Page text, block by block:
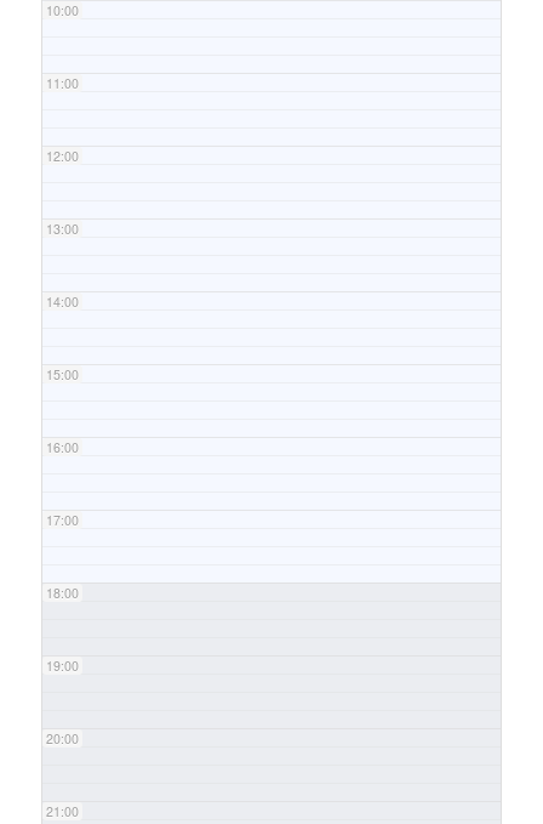
10:00
11:00
12:00
13:00
14:00
15:00
16:00
17:00
18:00
19:00
20:00
21:00